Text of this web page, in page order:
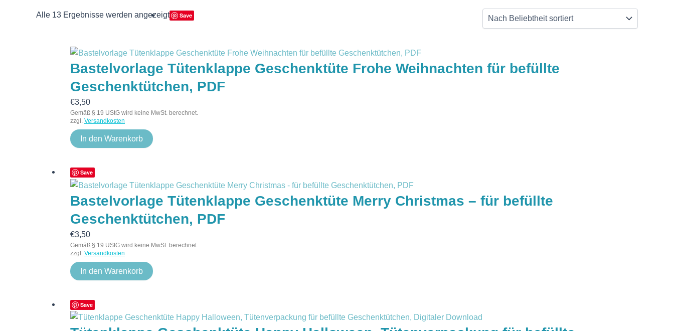
Alle 13 Ergebnisse werden angezeigt Save
Bastelvorlage Tütenklappe Geschenktüte Frohe Weihnachten für befüllte
Geschenktütchen, PDF
€3,50
Gemäß § 19 UStG wird keine MwSt. berechnet.
zzgl. Versandkosten
In den Warenkorb
Save
Bastelvorlage Tütenklappe Geschenktüte Merry Christmas – für befüllte
Geschenktütchen, PDF
€3,50
Gemäß § 19 UStG wird keine MwSt. berechnet.
zzgl. Versandkosten
In den Warenkorb
Save